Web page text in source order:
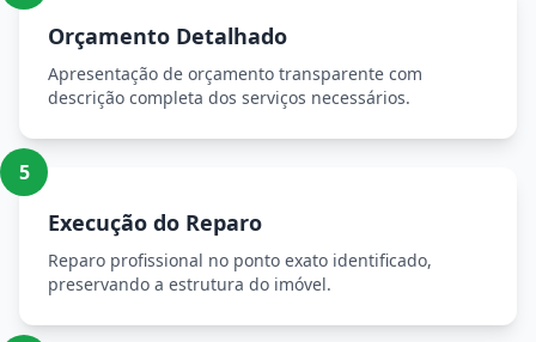
Orçamento Detalhado
Apresentação de orçamento transparente com
descrição completa dos serviços necessários.
5
Execução do Reparo
Reparo profissional no ponto exato identificado,
preservando a estrutura do imóvel.